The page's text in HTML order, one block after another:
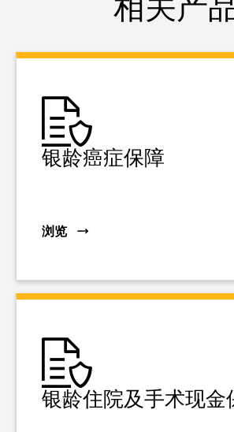
相关产
银龄癌症保障
浏览
银龄住院及手术现金